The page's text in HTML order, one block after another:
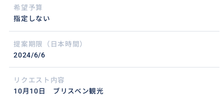
希望予算
指定しない
提案期限（日本時間）
2024/6/6
リクエスト内容
10月10日 ブリスベン観光